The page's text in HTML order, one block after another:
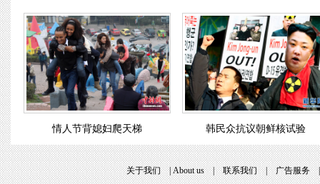
情人节背媳妇爬天梯 韩民众抗议朝鲜核试验
关于我们|About us|联系我们|广告服务